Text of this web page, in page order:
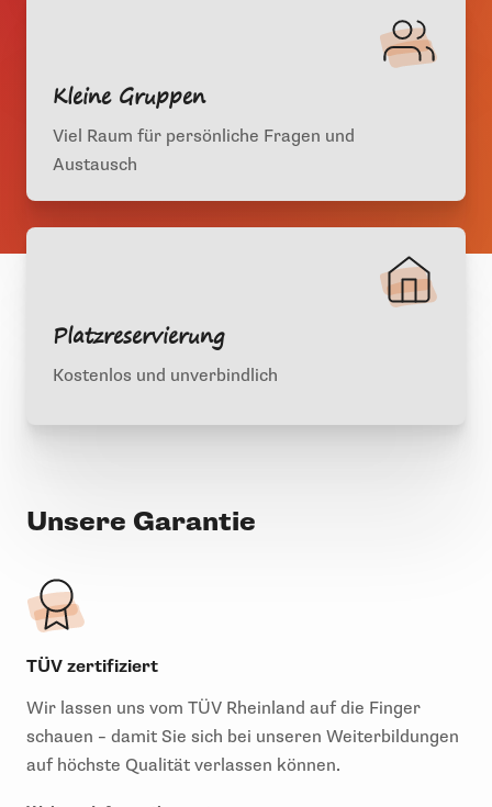
Kleine Gruppen
Viel Raum für persönliche Fragen und
Austausch
Platzreservierung
Kostenlos und unverbindlich
Unsere Garantie
TÜV zertifiziert
Wir lassen uns vom TÜV Rheinland auf die Finger
schauen – damit Sie sich bei unseren Weiterbildungen
auf höchste Qualität verlassen können.